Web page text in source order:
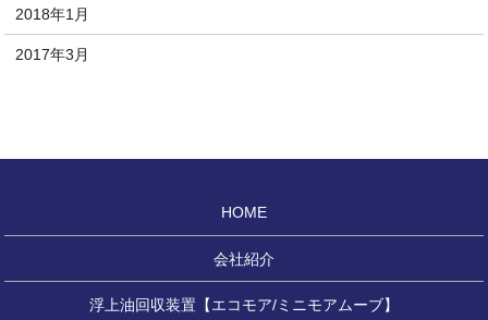
2018年1月
2017年3月
HOME
会社紹介
浮上油回収装置【エコモア/ミニモアムーブ】